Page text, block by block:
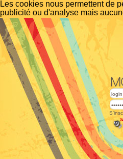
Les cookies nous permettent de
publicité ou d'analyse mais